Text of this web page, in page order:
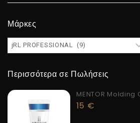
Μάρκες
Περισσότερα σε Πωλήσεις
MENTOR Molding
15 €